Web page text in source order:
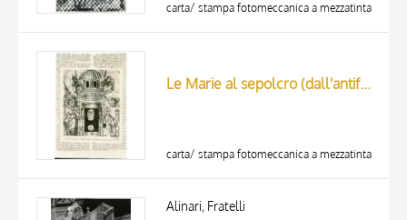
carta/ stampa fotomeccanica a mezzatinta
Le Marie al sepolcro (dall'antifonario del Monastero di San Gallo; sec. XI).
carta/ stampa fotomeccanica a mezzatinta
Alinari, Fratelli